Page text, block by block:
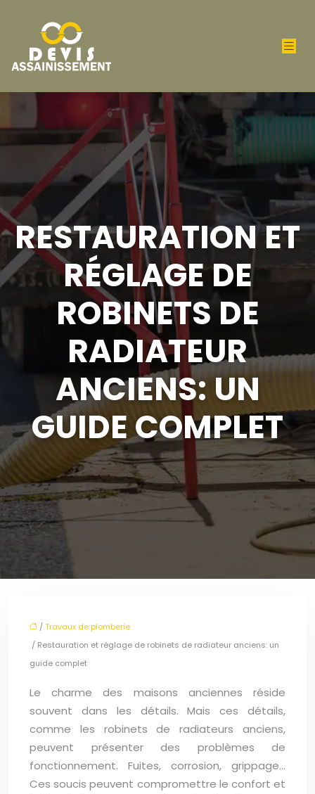
RESTAURATION ET
RÉGLAGE DE
ROBINETS DE
RADIATEUR
ANCIENS: UN
GUIDE COMPLET
/Travaux de plomberie
/ Restauration et réglage de robinets de radiateur anciens: un
guide complet
Le charme des maisons anciennes réside
souvent dans les détails. Mais ces détails,
comme les robinets de radiateurs anciens,
peuvent présenter des problèmes de
fonctionnement. Fuites, corrosion, grippage…
Ces soucis peuvent compromettre le confort et